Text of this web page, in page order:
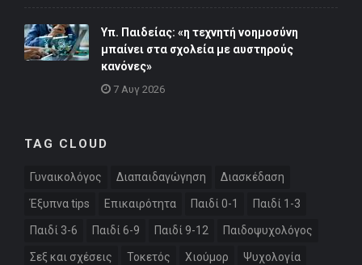
Υπ. Παιδείας: «η τεχνητή νοημοσύνη
μπαίνει στα σχολεία με αυστηρούς
κανόνες»
7 Αυγ 2026
TAG CLOUD
Γυναικολόγος Διαπαιδαγώγηση Διασκέδαση
Έξυπνα tips Επικαιρότητα Παιδί 0-1 Παιδί 1-3
Παιδί 3-6 Παιδί 6-9 Παιδί 9-12 Παιδοψυχολόγος
Σεξ και σχέσεις Τοκετός Χιούμορ Ψυχολογία